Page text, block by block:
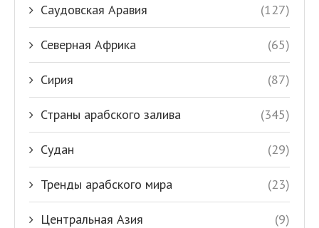
Саудовская Аравия (127)
Северная Африка (65)
Сирия (87)
Страны арабского залива (345)
Судан (29)
Тренды арабского мира (23)
Центральная Азия (9)